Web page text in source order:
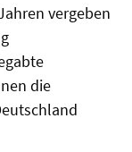
vergeben
die